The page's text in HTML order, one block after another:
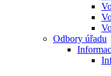
Odbory úřadu